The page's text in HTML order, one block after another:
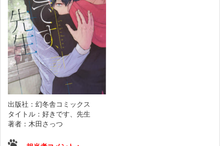
出版社：幻冬舎コミックス
タイトル：好きです、先生
著者：木田さっつ